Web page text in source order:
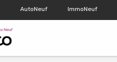
AutoNeuf ImmoNeuf